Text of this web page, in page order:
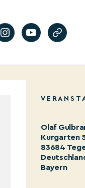
Olaf
Kurgarten
83684
Bayern